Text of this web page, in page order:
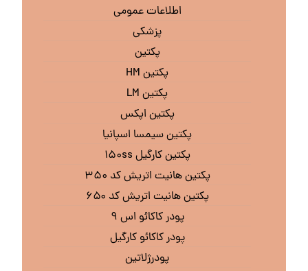
اطلاعات عمومی
پزشکی
پکتین
پکتین HM
پکتین LM
پکتین اپکس
پکتین سیمسا اسپانیا
پکتین کارگیل ۱۵۰ss
پکتین هانیت اتریش کد ۳۵۰
پکتین هانیت اتریش کد ۶۵۰
پودر کاکائو اس ۹
پودر کاکائو کارگیل
پودرژلاتین